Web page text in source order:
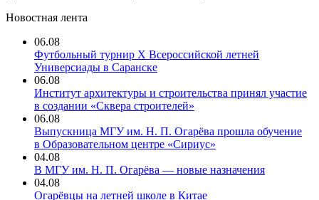
Новостная лента
06.08
Футбольный турнир X Всероссийской летней
Универсиады в Саранске
06.08
Институт архитектуры и строительства принял участие
в создании «Сквера строителей»
06.08
Выпускница МГУ им. Н. П. Огарёва прошла обучение
в Образовательном центре «Сириус»
04.08
В МГУ им. Н. П. Огарёва — новые назначения
04.08
Огарёвцы на летней школе в Китае